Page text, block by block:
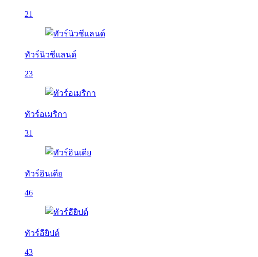
21
ทัวร์นิวซีแลนด์
23
ทัวร์อเมริกา
31
ทัวร์อินเดีย
46
ทัวร์อียิปต์
43